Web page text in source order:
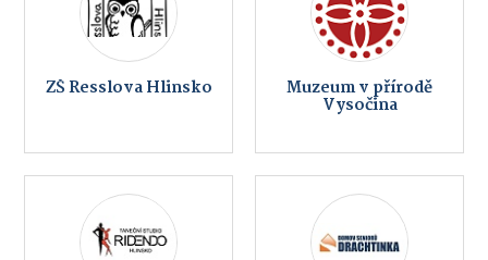
ZŠ Resslova Hlinsko Muzeum v přírodě
Vysočina